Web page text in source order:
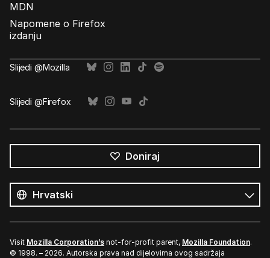
MDN
Napomene o Firefox
izdanju
Slijedi @Mozilla
Slijedi @Firefox
Doniraj
jezici
Jezik
Visit Mozilla Corporation’s not-for-profit parent, Mozilla Foundation.
© 1998. – 2026. Autorska prava nad dijelovima ovog sadržaja